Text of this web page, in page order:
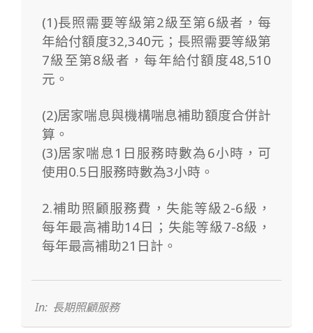
(1)長照需要等級第2級至第6級者，每
年給付額度32,340元；長照需要等級第
7級至第8級者，每年給付額度48,510
元。
(2)居家喘息與機構喘息補助額度合併計
算。
(3)居家喘息1日服務時數為6小時，可
使用0.5日服務時數為3小時。
2.補助照顧服務費，失能等級2-6級，
每年最高補助14日；失能等級7-8級，
每年最高補助21日計。
24
In: 長期照顧服務